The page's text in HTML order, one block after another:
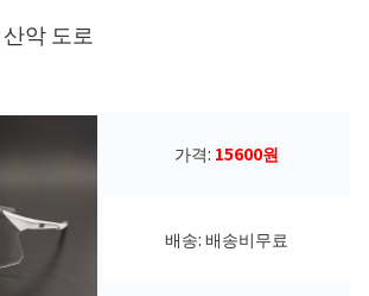
악 도로
가격: 15600원
배송: 배송비무료